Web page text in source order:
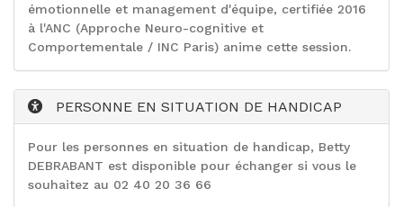
émotionnelle et management d'équipe, certifiée 2016
à l'ANC (Approche Neuro-cognitive et
Comportementale / INC Paris) anime cette session.
PERSONNE EN SITUATION DE HANDICAP
Pour les personnes en situation de handicap, Betty
DEBRABANT est disponible pour échanger si vous le
souhaitez au 02 40 20 36 66